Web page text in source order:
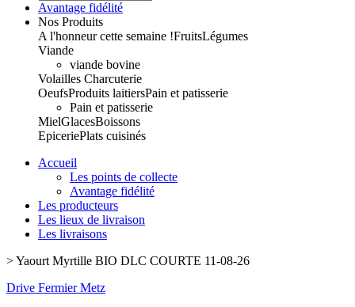
Avantage fidélité
Nos Produits
A l'honneur cette semaine !FruitsLégumes
Viande
viande bovine
Volailles Charcuterie
OeufsProduits laitiersPain et patisserie
Pain et patisserie
MielGlacesBoissons
EpiceriePlats cuisinés
Accueil
Les points de collecte
Avantage fidélité
Les producteurs
Les lieux de livraison
Les livraisons
>Yaourt Myrtille BIO DLC COURTE 11-08-26
Drive Fermier Metz